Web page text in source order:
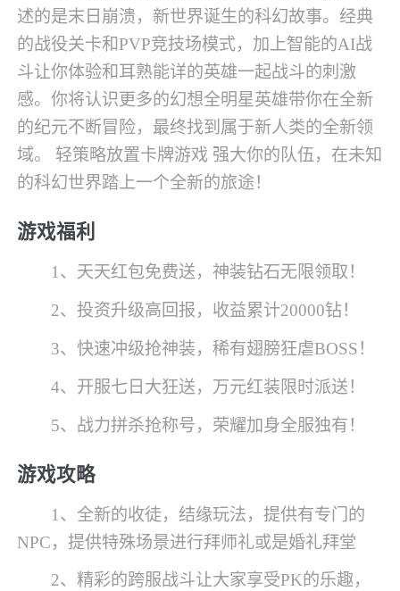
述的是末日崩溃，新世界诞生的科幻故事。经典
的战役关卡和PVP竞技场模式，加上智能的AI战
斗让你体验和耳熟能详的英雄一起战斗的刺激
感。你将认识更多的幻想全明星英雄带你在全新
的纪元不断冒险，最终找到属于新人类的全新领
域。 轻策略放置卡牌游戏 强大你的队伍，在未知
的科幻世界踏上一个全新的旅途！
游戏福利
1、天天红包免费送，神装钻石无限领取！
2、投资升级高回报，收益累计20000钻！
3、快速冲级抢神装，稀有翅膀狂虐BOSS！
4、开服七日大狂送，万元红装限时派送！
5、战力拼杀抢称号，荣耀加身全服独有！
游戏攻略
1、全新的收徒，结缘玩法，提供有专门的
NPC，提供特殊场景进行拜师礼或是婚礼拜堂
2、精彩的跨服战斗让大家享受PK的乐趣，